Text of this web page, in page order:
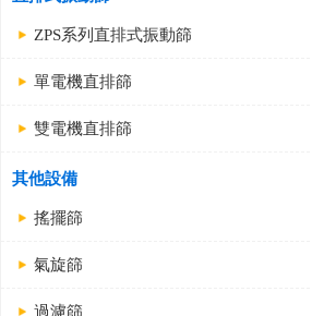
ZPS系列直排式振動篩
單電機直排篩
雙電機直排篩
其他設備
搖擺篩
氣旋篩
過濾篩